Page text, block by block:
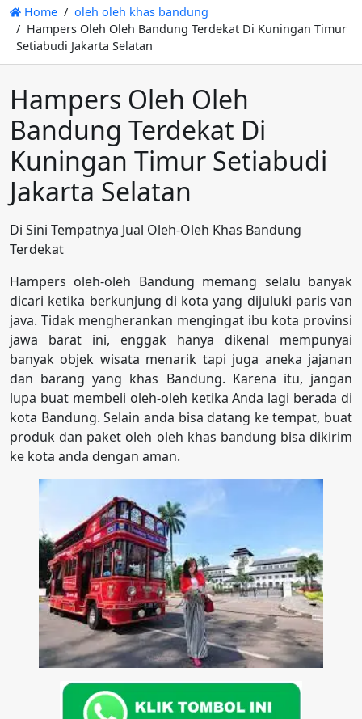
Home
oleh oleh khas bandung
Hampers Oleh Oleh Bandung Terdekat Di Kuningan Timur
Setiabudi Jakarta Selatan
Hampers Oleh Oleh
Bandung Terdekat Di
Kuningan Timur Setiabudi
Jakarta Selatan
Di Sini Tempatnya Jual Oleh-Oleh Khas Bandung
Terdekat
Hampers oleh-oleh Bandung memang selalu banyak
dicari ketika berkunjung di kota yang dijuluki paris van
java. Tidak mengherankan mengingat ibu kota provinsi
jawa barat ini, enggak hanya dikenal mempunyai
banyak objek wisata menarik tapi juga aneka jajanan
dan barang yang khas Bandung. Karena itu, jangan
lupa buat membeli oleh-oleh ketika Anda lagi berada di
kota Bandung. Selain anda bisa datang ke tempat, buat
produk dan paket oleh oleh khas bandung bisa dikirim
ke kota anda dengan aman.